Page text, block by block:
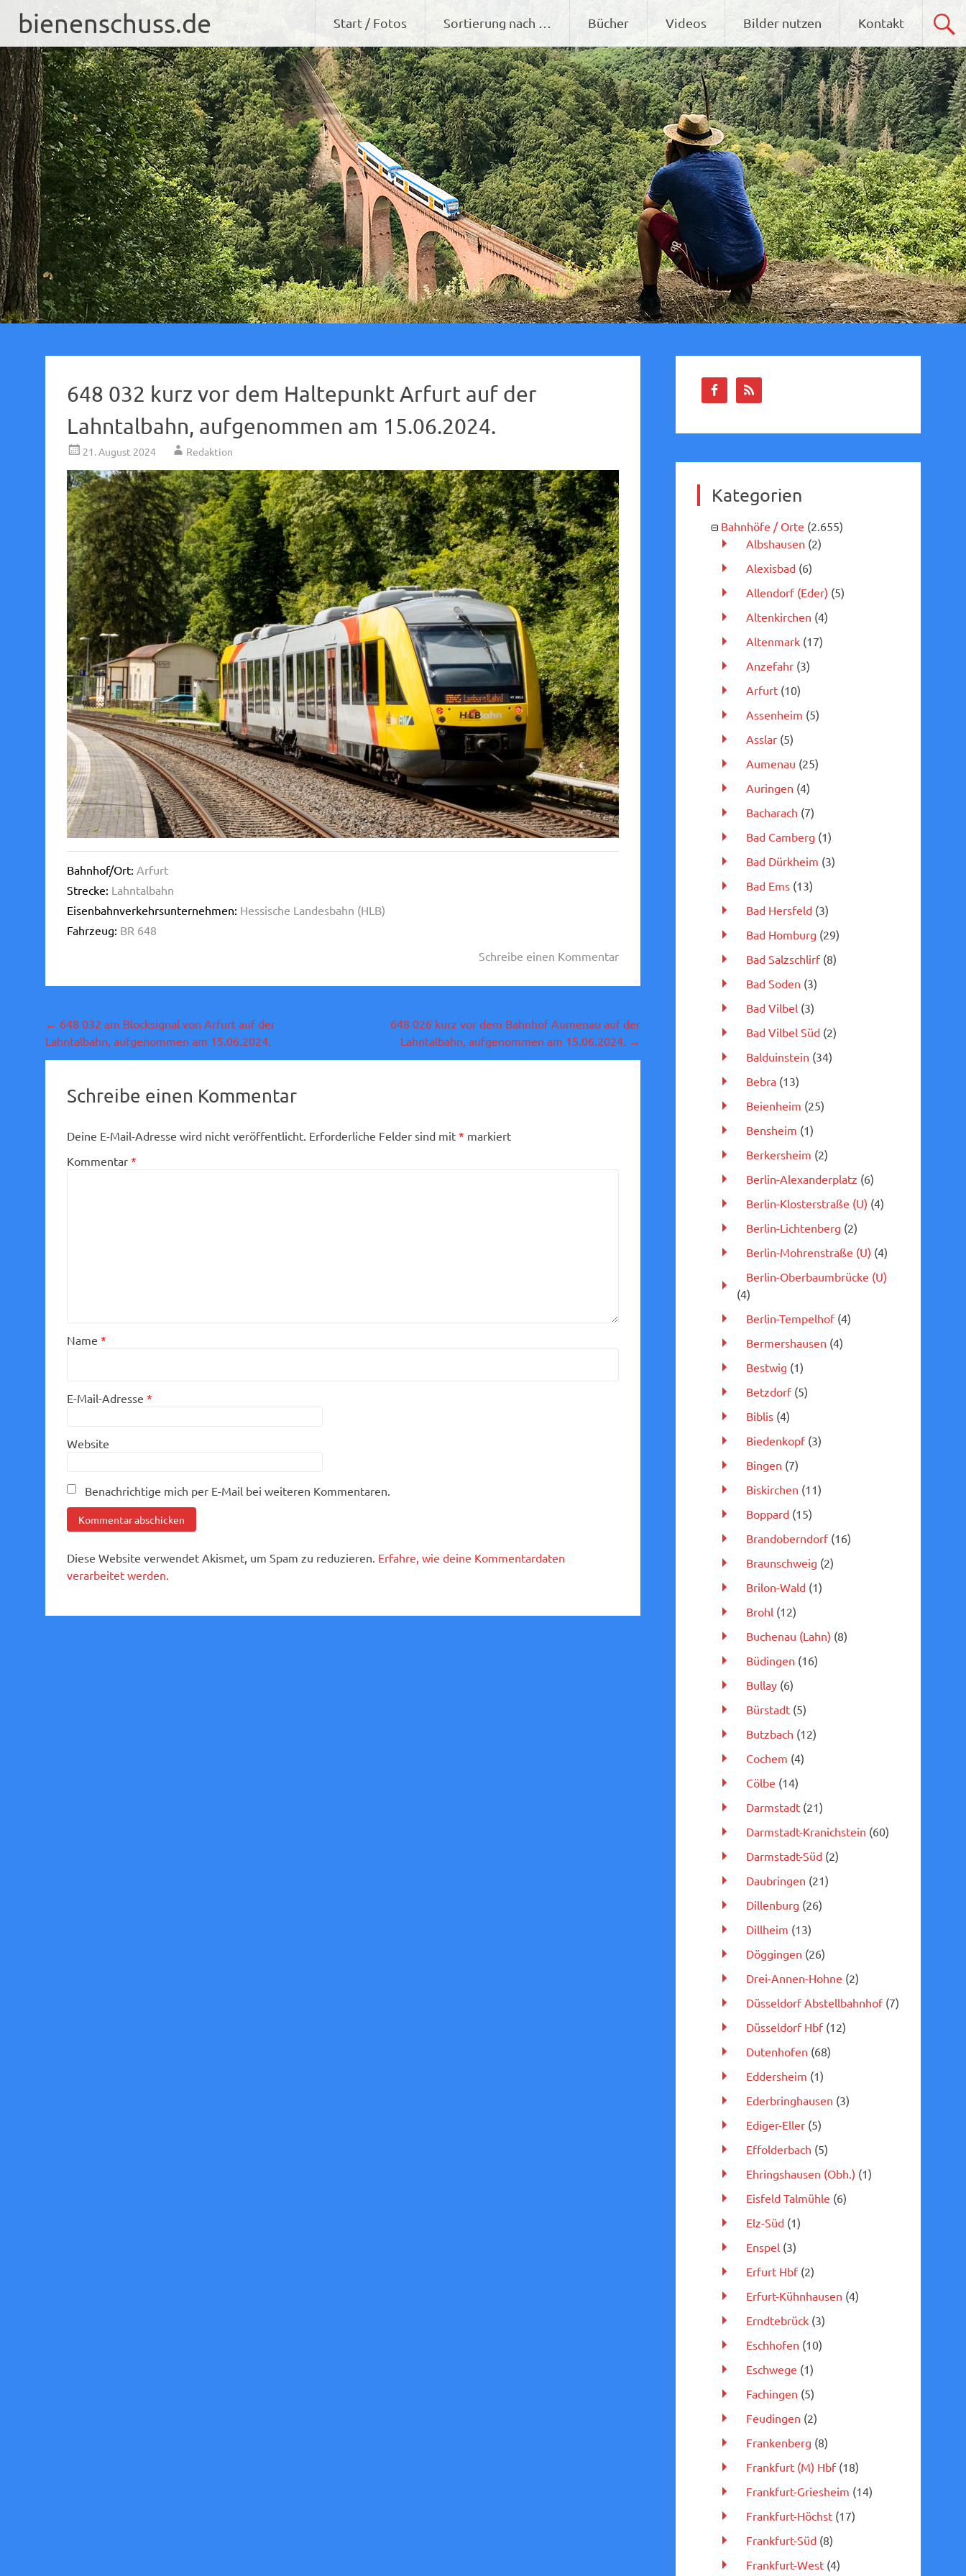
bienenschuss.de
Inhalt
springen
Start / Fotos Sortierung nach … Bücher Videos Bilder nutzen Kontakt
648 032 kurz vor dem Haltepunkt Arfurt auf der
Lahntalbahn, aufgenommen am 15.06.2024.
21. August 2024 Redaktion
Bahnhof/Ort: Arfurt
Strecke: Lahntalbahn
Eisenbahnverkehrsunternehmen: Hessische Landesbahn (HLB)
Fahrzeug: BR 648
Schreibe einen Kommentar
Beitragsnavigation
← 648 032 am Blocksignal von Arfurt auf der
Lahntalbahn, aufgenommen am 15.06.2024.
648 026 kurz vor dem Bahnhof Aumenau auf der
Lahntalbahn, aufgenommen am 15.06.2024. →
Schreibe einen Kommentar
Deine E-Mail-Adresse wird nicht veröffentlicht. Erforderliche Felder sind mit * markiert
Kommentar *
Name *
E-Mail-Adresse *
Website
Benachrichtige mich per E-Mail bei weiteren Kommentaren.
Diese Website verwendet Akismet, um Spam zu reduzieren. Erfahre, wie deine Kommentardaten
verarbeitet werden.
Kategorien
Bahnhöfe / Orte (2.655)
Albshausen (2)
Alexisbad(6)
Allendorf (Eder) (5)
Altenkirchen (4)
Altenmark(17)
Anzefahr(3)
Arfurt(10)
Assenheim (5)
Asslar(5)
Aumenau (25)
Auringen (4)
Bacharach (7)
Bad Camberg (1)
Bad Dürkheim (3)
Bad Ems(13)
Bad Hersfeld(3)
Bad Homburg (29)
Bad Salzschlirf(8)
Bad Soden (3)
Bad Vilbel(3)
Bad Vilbel Süd(2)
Balduinstein (34)
Bebra(13)
Beienheim (25)
Bensheim (1)
Berkersheim (2)
Berlin-Alexanderplatz (6)
Berlin-Klosterstraße (U) (4)
Berlin-Lichtenberg (2)
Berlin-Mohrenstraße (U) (4)
Berlin-Oberbaumbrücke (U)
(4)
Berlin-Tempelhof(4)
Bermershausen (4)
Bestwig (1)
Betzdorf(5)
Biblis(4)
Biedenkopf(3)
Bingen (7)
Biskirchen (11)
Boppard(15)
Brandoberndorf(16)
Braunschweig (2)
Brilon-Wald(1)
Brohl(12)
Buchenau (Lahn) (8)
Büdingen (16)
Bullay(6)
Bürstadt(5)
Butzbach (12)
Cochem (4)
Cölbe (14)
Darmstadt(21)
Darmstadt-Kranichstein (60)
Darmstadt-Süd(2)
Daubringen (21)
Dillenburg (26)
Dillheim (13)
Döggingen (26)
Drei-Annen-Hohne (2)
Düsseldorf Abstellbahnhof(7)
Düsseldorf Hbf(12)
Dutenhofen (68)
Eddersheim (1)
Ederbringhausen (3)
Ediger-Eller(5)
Effolderbach (5)
Ehringshausen (Obh.) (1)
Eisfeld Talmühle (6)
Elz-Süd(1)
Enspel(3)
Erfurt Hbf(2)
Erfurt-Kühnhausen (4)
Erndtebrück(3)
Eschhofen (10)
Eschwege (1)
Fachingen (5)
Feudingen (2)
Frankenberg (8)
Frankfurt (M) Hbf(18)
Frankfurt-Griesheim (14)
Frankfurt-Höchst(17)
Frankfurt-Süd(8)
Frankfurt-West(4)